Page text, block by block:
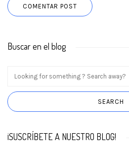
Buscar en el blog
¡SUSCRÍBETE A NUESTRO BLOG!